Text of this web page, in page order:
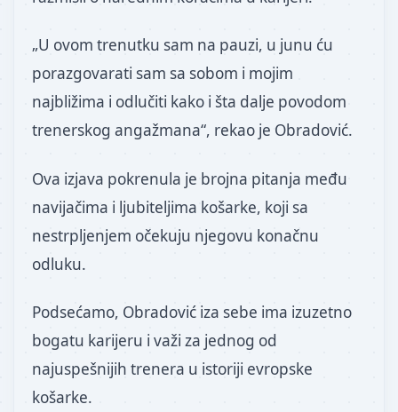
„U ovom trenutku sam na pauzi, u junu ću
porazgovarati sam sa sobom i mojim
najbližima i odlučiti kako i šta dalje povodom
trenerskog angažmana“, rekao je Obradović.
Ova izjava pokrenula je brojna pitanja među
navijačima i ljubiteljima košarke, koji sa
nestrpljenjem očekuju njegovu konačnu
odluku.
Podsećamo, Obradović iza sebe ima izuzetno
bogatu karijeru i važi za jednog od
najuspešnijih trenera u istoriji evropske
košarke.